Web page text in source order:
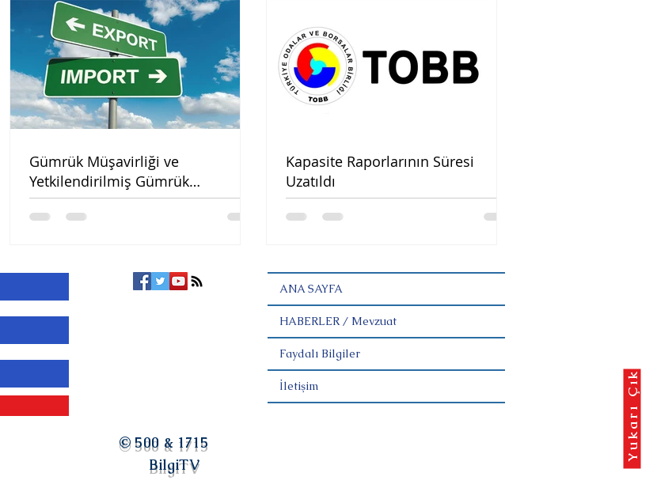
(Genelge 2019/20)
Gümrük Müşavirliği ve
Yetkilendirilmiş Gümrük
Müşavirliği Asgari Ücret Tarifesi
(2021)
Kapasite Raporlarının Süresi
Uzatıldı
Yukarı Çık
© 500 & 1715
BilgiTV
ANA SAYFA
HABERLER / Mevzuat
Faydalı Bilgiler
İletişim